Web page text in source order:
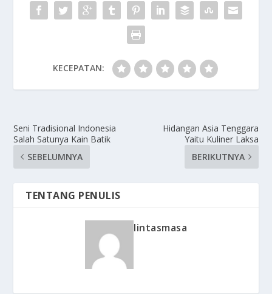
KECEPATAN:
Seni Tradisional Indonesia
Salah Satunya Kain Batik
SEBELUMNYA
Hidangan Asia Tenggara
Yaitu Kuliner Laksa
BERIKUTNYA
TENTANG PENULIS
lintasmasa